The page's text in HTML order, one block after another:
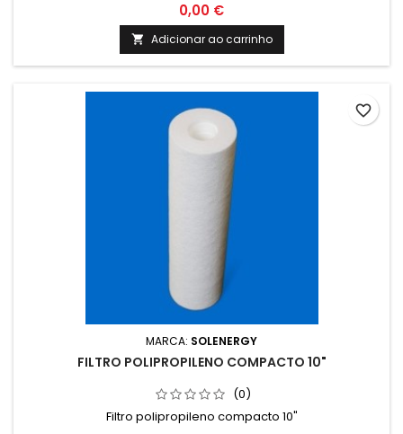
0,00 €
 Adicionar ao carrinho
MARCA: SOLENERGY
FILTRO POLIPROPILENO COMPACTO 10"
(0)
Filtro polipropileno compacto 10"
favorite_border